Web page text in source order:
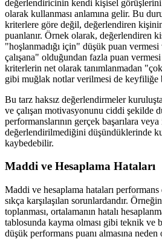
değerlendiricinin kendi kişisel görüşlerini
olarak kullanması anlamına gelir. Bu
kriterlere göre değil, değerlendiren
puanlanır. Örnek olarak, değerlendiren
"hoşlanmadığı için" düşük puan
çalışana" olduğundan fazla puan
kriterlerin net olarak tanımlanmadan
gibi muğlak notlar verilmesi de keyfiliğe
Bu tarz haksız değerlendirmeler
ve çalışan motivasyonunu ciddi şekilde
performanslarının gerçek başarılara
değerlendirilmediğini düşündüklerinde
kaybedebilir.
Maddi ve Hesaplama Hataları
Maddi ve hesaplama hataları
sıkça karşılaşılan sorunlardandır.
toplanması, ortalamanın hatalı
tablosunda kayma olması gibi teknik ve
düşük performans puanı almasına neden